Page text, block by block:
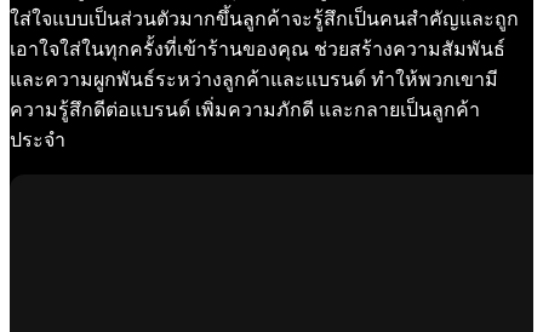
ใส่ใจแบบเป็นส่วนตัวมากขึ้นลูกค้าจะรู้สึกเป็นคนสำคัญและถูก
เอาใจใส่ในทุกครั้งที่เข้าร้านของคุณ ช่วยสร้างความสัมพันธ์
และความผูกพันธ์ระหว่างลูกค้าและแบรนด์ ทำให้พวกเขามี
ความรู้สึกดีต่อแบรนด์ เพิ่มความภักดี และกลายเป็นลูกค้า
ประจำ